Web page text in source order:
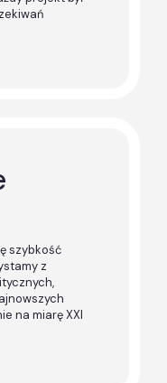
szybkość
z
na miarę XXI